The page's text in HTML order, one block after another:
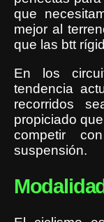
que
mejor al
que las btt
En los
tendencia
recorridos
propiciado
competir
suspensión.